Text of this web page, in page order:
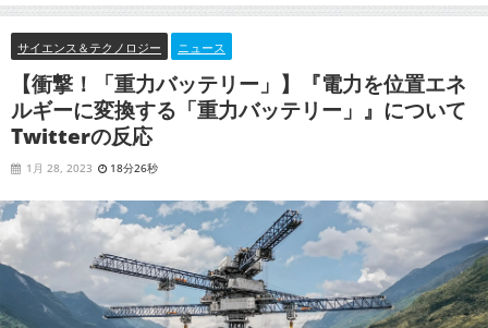
ー」】『電力を位置エネルギーに変換する「重力バッテリー」』についてTwitterの反
サイエンス＆テクノロジー
ニュース
【衝撃！「重力バッテリー」】『電力を位置エネ
ルギーに変換する「重力バッテリー」』について
Twitterの反応
1月 28, 2023 18分26秒